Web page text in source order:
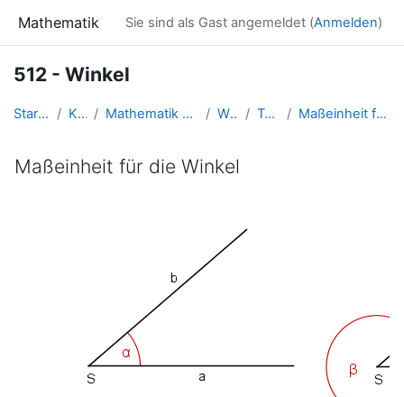
Mathematik Sie sind als Gast angemeldet (Anmelden)
512 - Winkel
Startseite Kurse Mathematik 5. Schulstufe Winkel Topic 2 Maßeinheit für die Winkel
Maßeinheit für die Winkel